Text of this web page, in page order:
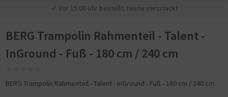
Vor 15:00 Uhr bestellt, heute verschickt
BERG Trampolin Rahmenteil - Talent -
InGround - Fuß - 180 cm / 240 cm
BERG Trampolin Rahmenteil - Talent - InGround - Fuß - 180 cm / 240 cm